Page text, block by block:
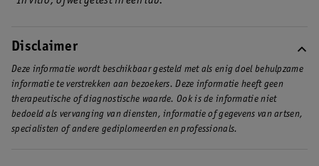
Disclaimer
Deze informatie wordt beschikbaar gesteld met als enig doel behulpzame
informatie te verstrekken aan bezoekers. Deze informatie heeft geen
therapeutische of diagnostische waarde. Ook is de informatie niet
bedoeld als vervanging van diensten, informatie of gegevens van artsen,
specialisten of andere gediplomeerden en professionals.